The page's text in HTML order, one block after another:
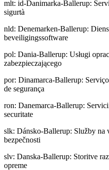
mlt: id-Danimarka-Ballerup:
sigurtà
nld: Denemarken-Ballerup:
beveiligingssoftware
pol: Dania-Ballerup: Usługi
zabezpieczającego
por: Dinamarca-Ballerup:
de segurança
ron: Danemarca-Ballerup:
securitate
slk: Dánsko-Ballerup: Služby na
bezpečnosti
slv: Danska-Ballerup: Storitve
opreme